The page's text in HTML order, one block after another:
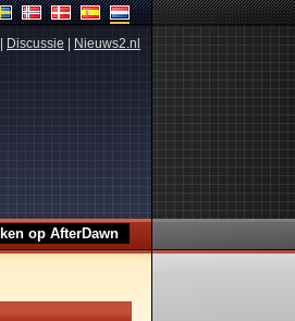
Discussie Nieuws2.nl